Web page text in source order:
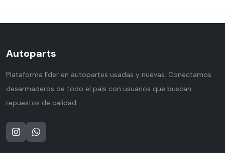
Autoparts
Plataforma líder en autopartes usadas y nuevas. Conectamos
desarmaderos de todo el país con usuarios que buscan
repuestos de calidad.